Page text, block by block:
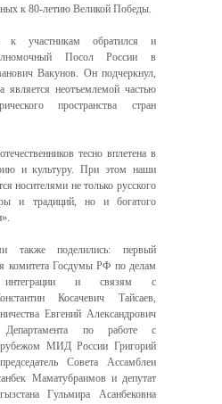
к 80-летию Великой Победы.
участникам обратился и
Посол России в
Вакунов. Он подчеркнул,
является неотъемлемой частью
пространства стран
тесно вплетена в
и культуру. При этом наши
носителями не только русского
и традиций, но и богатого
также поделились: первый
комитета Госдумы РФ по делам
интеграции и связям с
Косачевич Тайсаев,
Евгений Александрович
Департамента по работе с
рубежом МИД России Григорий
Совета Ассамблеи
Маматубраимов и депутат
Гульмира Асанбековна